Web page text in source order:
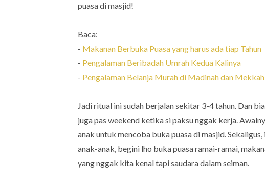
puasa di masjid!
Baca:
- Makanan Berbuka Puasa yang harus ada tiap Tahun
- Pengalaman Beribadah Umrah Kedua Kalinya
- Pengalaman Belanja Murah di Madinah dan
Jadi ritual ini sudah berjalan sekitar 3-4 tahun. Dan
juga pas weekend ketika si paksu nggak kerja.
anak untuk mencoba buka puasa di masjid.
anak-anak, begini lho buka puasa ramai-ramai,
yang nggak kita kenal tapi saudara dalam seiman.